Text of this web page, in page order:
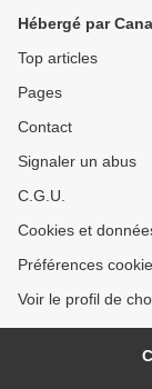
Hébergé par
Top articles
Pages
Contact
Signaler un abus
C.G.U.
Cookies et
Préférences
Voir le profil de